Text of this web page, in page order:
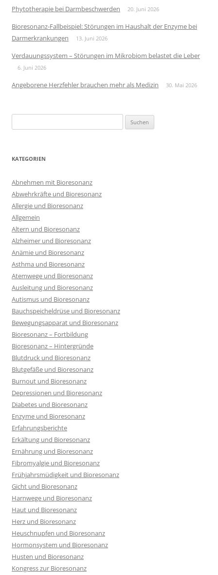
Phytotherapie bei Darmbeschwerden 20. Juni 2026
Bioresonanz-Fallbeispiel: Störungen im Haushalt der Enzyme bei
Darmerkrankungen
13. Juni 2026
Verdauungssystem – Störungen im Mikrobiom belastet die Leber
6. Juni 2026
Angeborene Herzfehler brauchen mehr als Medizin 30. Mai 2026
nach:
KATEGORIEN
Abnehmen mit Bioresonanz
Abwehrkräfte und Bioresonanz
Allergie und Bioresonanz
Allgemein
Altern und Bioresonanz
Alzheimer und Bioresonanz
Anämie und Bioresonanz
Asthma und Bioresonanz
Atemwege und Bioresonanz
Ausleitung und Bioresonanz
Autismus und Bioresonanz
Bauchspeicheldrüse und Bioresonanz
Bewegungsapparat und Bioresonanz
Bioresonanz – Fortbildung
Bioresonanz – Hintergründe
Blutdruck und Bioresonanz
Blutgefäße und Bioresonanz
Burnout und Bioresonanz
Depressionen und Bioresonanz
Diabetes und Bioresonanz
Enzyme und Bioresonanz
Erfahrungsberichte
Erkältung und Bioresonanz
Ernährung und Bioresonanz
Fibromyalgie und Bioresonanz
Frühjahrsmüdigkeit und Bioresonanz
Gicht und Bioresonanz
Harnwege und Bioresonanz
Haut und Bioresonanz
Herz und Bioresonanz
Heuschnupfen und Bioresonanz
Hormonsystem und Bioresonanz
Husten und Bioresonanz
Kongress zur Bioresonanz